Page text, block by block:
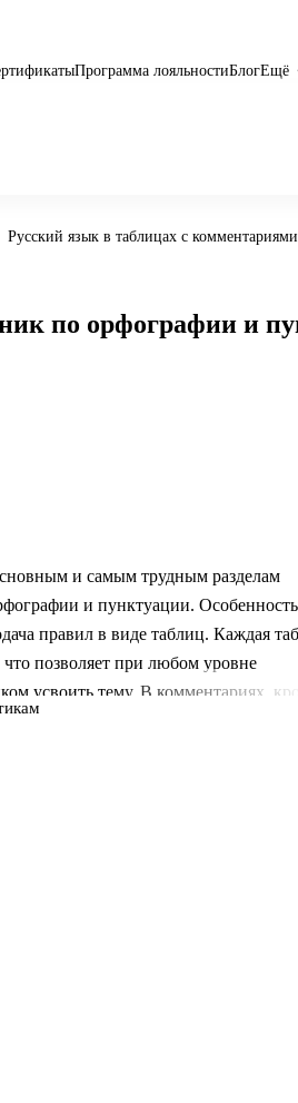
Программа лояльностиБлогЕщё
Русский язык в таблицах с
и самым трудным разделам
и пунктуации.
правил в виде таблиц. Каждая
позволяет при любом уровне
усвоить тему. В комментариях,
даются эффективные способы
трудных правил. Издание
по орфографии и